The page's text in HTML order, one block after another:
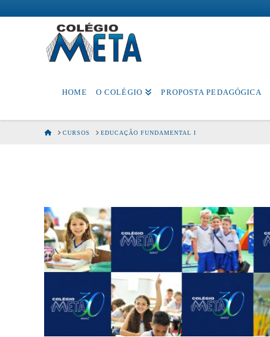
Colégio
Meta
HOME O COLÉGIO PROPOSTA PEDAGÓGICA
HOMECURSOS EDUCAÇÃO FUNDAMENTAL I